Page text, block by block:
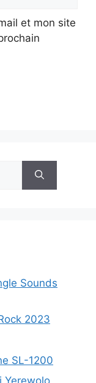
et mon site
Sounds
2023
SL-1200
Yerewolo